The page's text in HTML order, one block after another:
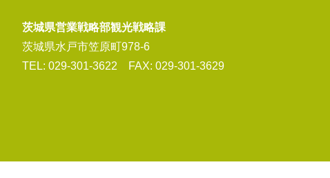
茨城県営業戦略部観光戦略課
茨城県水戸市笠原町978-6
TEL: 029-301-3622 FAX: 029-301-3629